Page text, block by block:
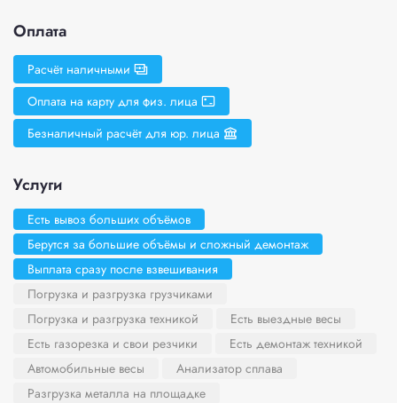
Оплата
Расчёт наличными
Оплата на карту для физ. лица
Безналичный расчёт для юр. лица
Услуги
Есть вывоз больших объёмов
Берутся за большие объёмы и сложный демонтаж
Выплата сразу после взвешивания
Погрузка и разгрузка грузчиками
Погрузка и разгрузка техникой
Есть выездные весы
Есть газорезка и свои резчики
Есть демонтаж техникой
Автомобильные весы
Анализатор сплава
Разгрузка металла на площадке